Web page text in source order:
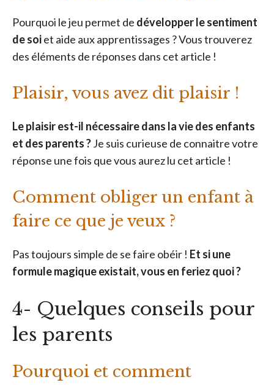
Pourquoi le jeu permet de développer le sentiment
de soiet aide aux apprentissages ? Vous trouverez
des éléments de réponses dans cet article !
Plaisir, vous avez dit plaisir !
Le plaisir est-il nécessaire dans la vie des enfants
et des parents ?Je suis curieuse de connaitre votre
réponse une fois que vous aurez lu cet article !
Comment obliger un enfant à
faire ce que je veux ?
Pas toujours simple de se faire obéir ! Et si une
formule magique existait, vous en feriez quoi ?
4- Quelques conseils pour
les parents
Pourquoi et comment